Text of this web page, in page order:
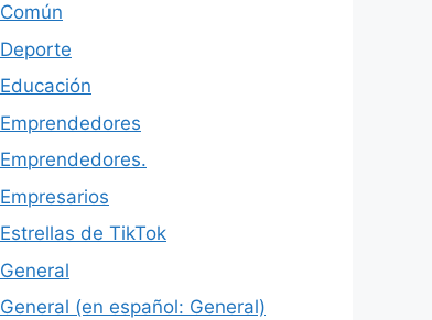
Común
Deporte
Educación
Emprendedores
Emprendedores.
Empresarios
Estrellas de TikTok
General
General (en español: General)